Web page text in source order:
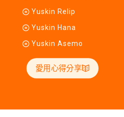
Yuskin Relip
Yuskin Hana
Yuskin Asemo
愛用心得分享